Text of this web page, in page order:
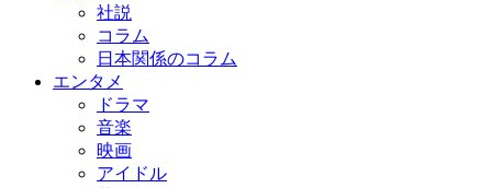
社説
コラム
日本関係のコラム
エンタメ
ドラマ
音楽
映画
アイドル